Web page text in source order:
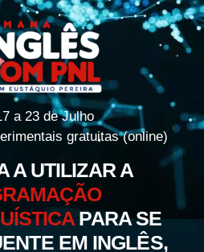
a 23 de Julho
gratuitas (online)
A UTILIZAR A
PARA SE
EM INGLÊS,